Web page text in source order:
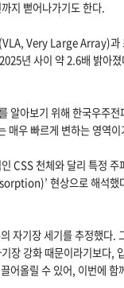
지 뻗어나가기도 한다.
(VLA, Very Large Array)
년 사이 약 2.6배 밝아
알아보기 위해 한국우
매우 빠르게 변하는 영역
CSS 천체와 달리 특정
현상으로 해석했
자기장 세기를 추정했다
장 강화 때문이라기보다,
어올릴 수 있어, 이번에